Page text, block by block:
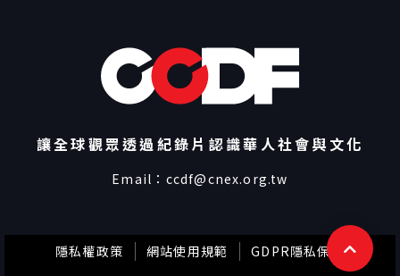
讓全球觀眾透過紀錄片認識華人社會與文化
Email： ccdf@cnex.org.tw
隱私權政策 網站使用規範 GDPR隱私保護